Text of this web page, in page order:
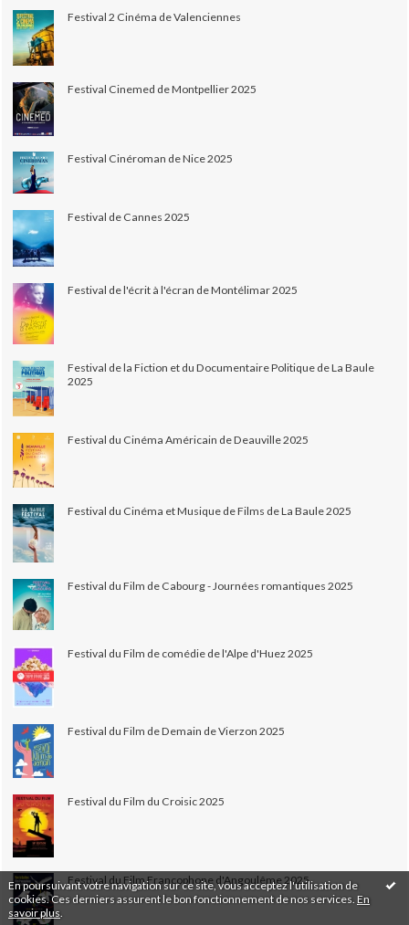
En poursuivant votre navigation sur ce site, vous acceptez l'utilisation de
cookies. Ces derniers assurent le bon fonctionnement de nos services. En
savoir plus
Festival 2 Cinéma de Valenciennes
Festival Cinemed de Montpellier 2025
Festival Cinéroman de Nice 2025
Festival de Cannes 2025
Festival de l'écrit à l'écran de Montélimar 2025
Festival de la Fiction et du Documentaire Politique de La Baule
2025
Festival du Cinéma Américain de Deauville 2025
Festival du Cinéma et Musique de Films de La Baule 2025
Festival du Film de Cabourg - Journées romantiques 2025
Festival du Film de comédie de l'Alpe d'Huez 2025
Festival du Film de Demain de Vierzon 2025
Festival du Film du Croisic 2025
Festival du Film Francophone d'Angoulême 2025